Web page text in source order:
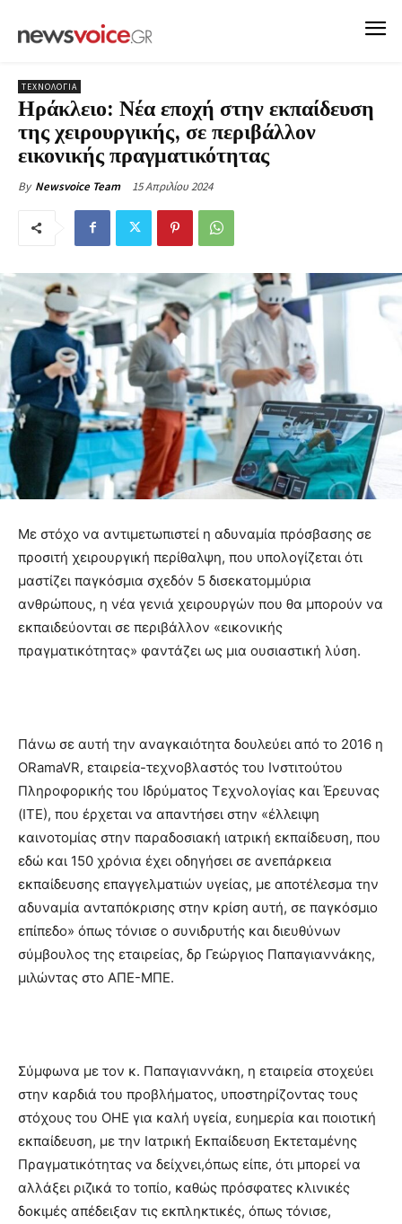
ΤΕΧΝΟΛΟΓΙΑ
Ηράκλειο: Νέα εποχή στην εκπαίδευση
της χειρουργικής, σε περιβάλλον
εικονικής πραγματικότητας
By Newsvoice Team 15 Απριλίου 2024
Με στόχο να αντιμετωπιστεί η αδυναμία πρόσβασης σε
προσιτή χειρουργική περίθαλψη, που υπολογίζεται ότι
μαστίζει παγκόσμια σχεδόν 5 δισεκατομμύρια
ανθρώπους, η νέα γενιά χειρουργών που θα μπορούν να
εκπαιδεύονται σε περιβάλλον «εικονικής
πραγματικότητας» φαντάζει ως μια ουσιαστική λύση.
Πάνω σε αυτή την αναγκαιότητα δουλεύει από το 2016 η
ORamaVR, εταιρεία-τεχνοβλαστός του Ινστιτούτου
Πληροφορικής του Ιδρύματος Τεχνολογίας και Έρευνας
(ΙΤΕ), που έρχεται να απαντήσει στην «έλλειψη
καινοτομίας στην παραδοσιακή ιατρική εκπαίδευση, που
εδώ και 150 χρόνια έχει οδηγήσει σε ανεπάρκεια
εκπαίδευσης επαγγελματιών υγείας, με αποτέλεσμα την
αδυναμία ανταπόκρισης στην κρίση αυτή, σε παγκόσμιο
επίπεδο» όπως τόνισε ο συνιδρυτής και διευθύνων
σύμβουλος της εταιρείας, δρ Γεώργιος Παπαγιαννάκης,
μιλώντας στο ΑΠΕ-ΜΠΕ.
Σύμφωνα με τον κ. Παπαγιαννάκη, η εταιρεία στοχεύει
στην καρδιά του προβλήματος, υποστηρίζοντας τους
στόχους του ΟΗΕ για καλή υγεία, ευημερία και ποιοτική
εκπαίδευση, με την Ιατρική Εκπαίδευση Εκτεταμένης
Πραγματικότητας να δείχνει,όπως είπε, ότι μπορεί να
αλλάξει ριζικά το τοπίο, καθώς πρόσφατες κλινικές
δοκιμές απέδειξαν τις εκπληκτικές, όπως τόνισε,